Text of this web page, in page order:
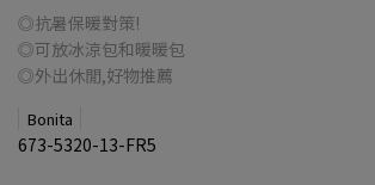
◎抗暑保暖對策!
◎可放冰涼包和暖暖包
◎外出休閒,好物推薦
Bonita
673-5320-13-FR5